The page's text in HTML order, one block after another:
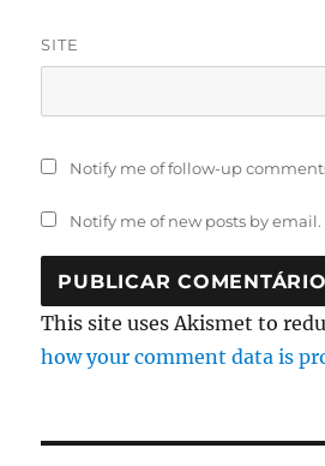
SITE
Notify me of follow-up
Notify me of new posts by email.
This site uses Akismet to
how your comment data is